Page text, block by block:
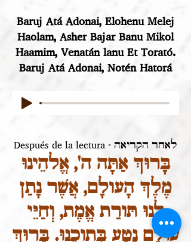
Baruj Atá Adonai, Elohenu Melej
Haolam, Asher Bajar Banu Mikol
Haamim, Venatán lanu Et Torató.
Baruj Atá Adonai, Notén Hatorá
Después de la lectura - לאחר הקריאה
בָּרוּךְ אַתָּה ה', אֱלהֵינוּ
מֶלֶךְ הָעולָם, אֲשֶׁר נָתַן
לָנוּ תּורַת אֱמֶת, וְחַיֵּי
עולָם נָטַע בְּתוכֵנוּ. בָּרוּךְ